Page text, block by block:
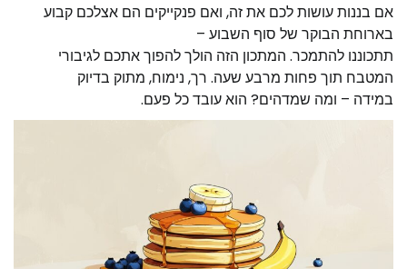
אם בננות עושות לכם את זה, ואם פנקייקים הם אצלכם קבוע
בארוחת הבוקר של סוף השבוע –
תתכוננו להתמכר. המתכון הזה הולך להפוך אתכם לגיבורי
המטבח תוך פחות מרבע שעה. רך, נימוח, מתוק בדיוק
במידה – ומה שמדהים? הוא עובד כל פעם.